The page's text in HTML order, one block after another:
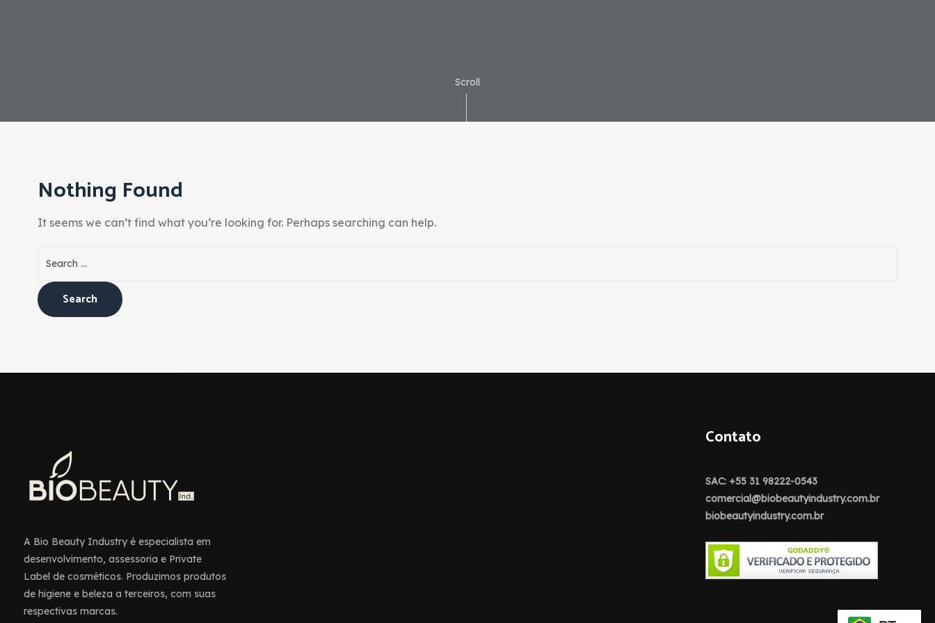
Scroll
Nothing Found
It seems we can’t find what you’re looking for. Perhaps searching can help.
A Bio Beauty Industry é especialista em
desenvolvimento, assessoria e Private
Label de cosméticos. Produzimos produtos
de higiene e beleza a terceiros, com suas
respectivas marcas.
Contato
SAC: +55 31 98222-0543
comercial@biobeautyindustry.com.br
biobeautyindustry.com.br